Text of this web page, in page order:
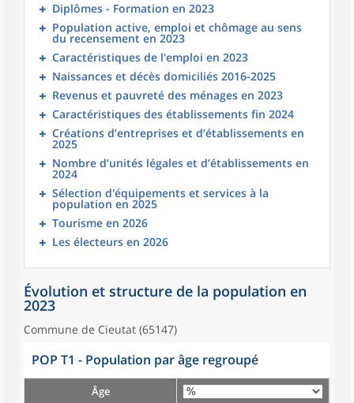
Diplômes - Formation en 2023
Population active, emploi et chômage au sens
du recensement en 2023
Caractéristiques de l'emploi en 2023
Naissances et décès domiciliés 2016-2025
Revenus et pauvreté des ménages en 2023
Caractéristiques des établissements fin 2024
Créations d’entreprises et d’établissements en
2025
Nombre d’unités légales et d’établissements en
2024
Sélection d'équipements et services à la
population en 2025
Tourisme en 2026
Les électeurs en 2026
Évolution et structure de la population en
2023
Commune de Cieutat (65147)
POP T1 - Population par âge regroupé
Âge